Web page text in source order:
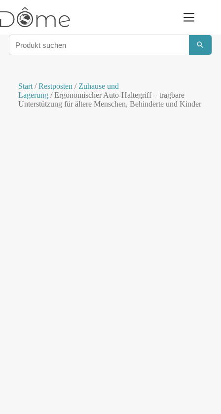
Start/Restposten / Zuhause und
Lagerung/ Ergonomischer Auto-Haltegriff – tragbare
Unterstützung für ältere Menschen, Behinderte und Kinder